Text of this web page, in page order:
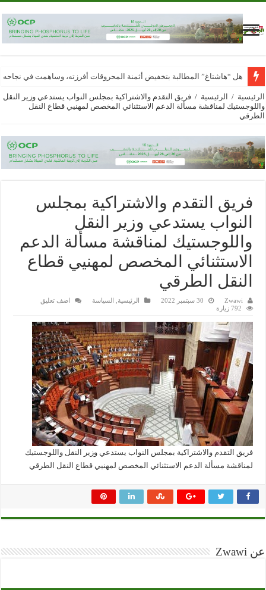
هل “هاشتاغ” المطالبة بتخفيض أثمنة المحروقات أفرزته، وساهمت في
الرئيسية / الرئيسية / فريق التقدم والاشتراكية بمجلس النواب يستدعي وزير النقل
واللوجستيك لمناقشة مسألة الدعم الاستثنائي المخصص لمهنيي قطاع النقل
الطرقي
فريق التقدم والاشتراكية بمجلس
النواب يستدعي وزير النقل
واللوجستيك لمناقشة مسألة الدعم
الاستثنائي المخصص لمهنيي قطاع
النقل الطرقي
Zwawi 30 سبتمبر 2022 الرئيسية السياسة
اضف تعليق
792 زيارة
فريق التقدم والاشتراكية بمجلس النواب يستدعي وزير النقل واللوجستيك
لمناقشة مسألة الدعم الاستثنائي المخصص لمهنيي قطاع النقل الطرقي
عن Zwawi